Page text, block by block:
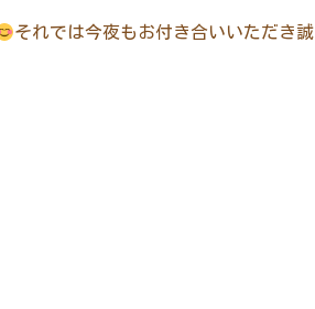
それでは今夜もお付き合いいただき誠